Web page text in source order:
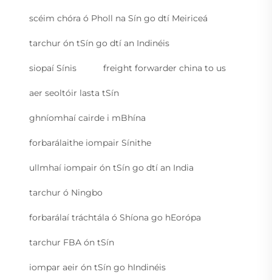
scéim chóra ó Pholl na Sín go dtí Meiriceá
tarchur ón tSín go dtí an Indinéis
siopaí Sínis freight forwarder china to us
aer seoltóir lasta tSín
ghníomhaí cairde i mBhína
forbarálaithe iompair Sínithe
ullmhaí iompair ón tSín go dtí an India
tarchur ó Ningbo
forbarálaí tráchtála ó Shíona go hEorópa
tarchur FBA ón tSín
iompar aeir ón tSín go hIndinéis